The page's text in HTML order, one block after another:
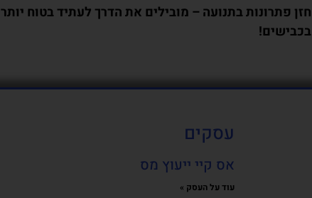
חזן פתרונות בתנועה – מובילים את הדרך לעתיד בטוח יותר
בכבישים!
עסקים
אס קיי ייעוץ מס
עוד על העסק »